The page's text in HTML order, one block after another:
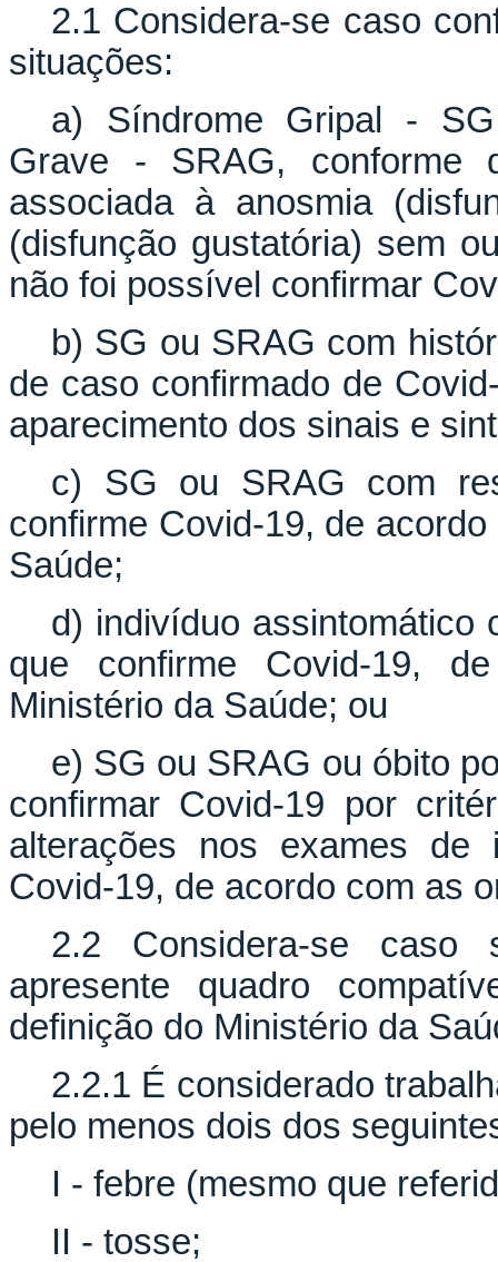
2.1 Considera-se caso
situações:
a) Síndrome Gripal -
Grave - SRAG, conforme
associada à anosmia
(disfunção gustatória) sem
não foi possível confirmar
b) SG ou SRAG com
de caso confirmado de
aparecimento dos sinais e
c) SG ou SRAG com
confirme Covid-19, de
Saúde;
d) indivíduo assintomático
que confirme Covid-19,
Ministério da Saúde; ou
e) SG ou SRAG ou óbito
confirmar Covid-19 por
alterações nos exames de
Covid-19, de acordo com as
2.2 Considera-se caso
apresente quadro
definição do Ministério da
2.2.1 É considerado
pelo menos dois dos
I - febre (mesmo que
II - tosse;